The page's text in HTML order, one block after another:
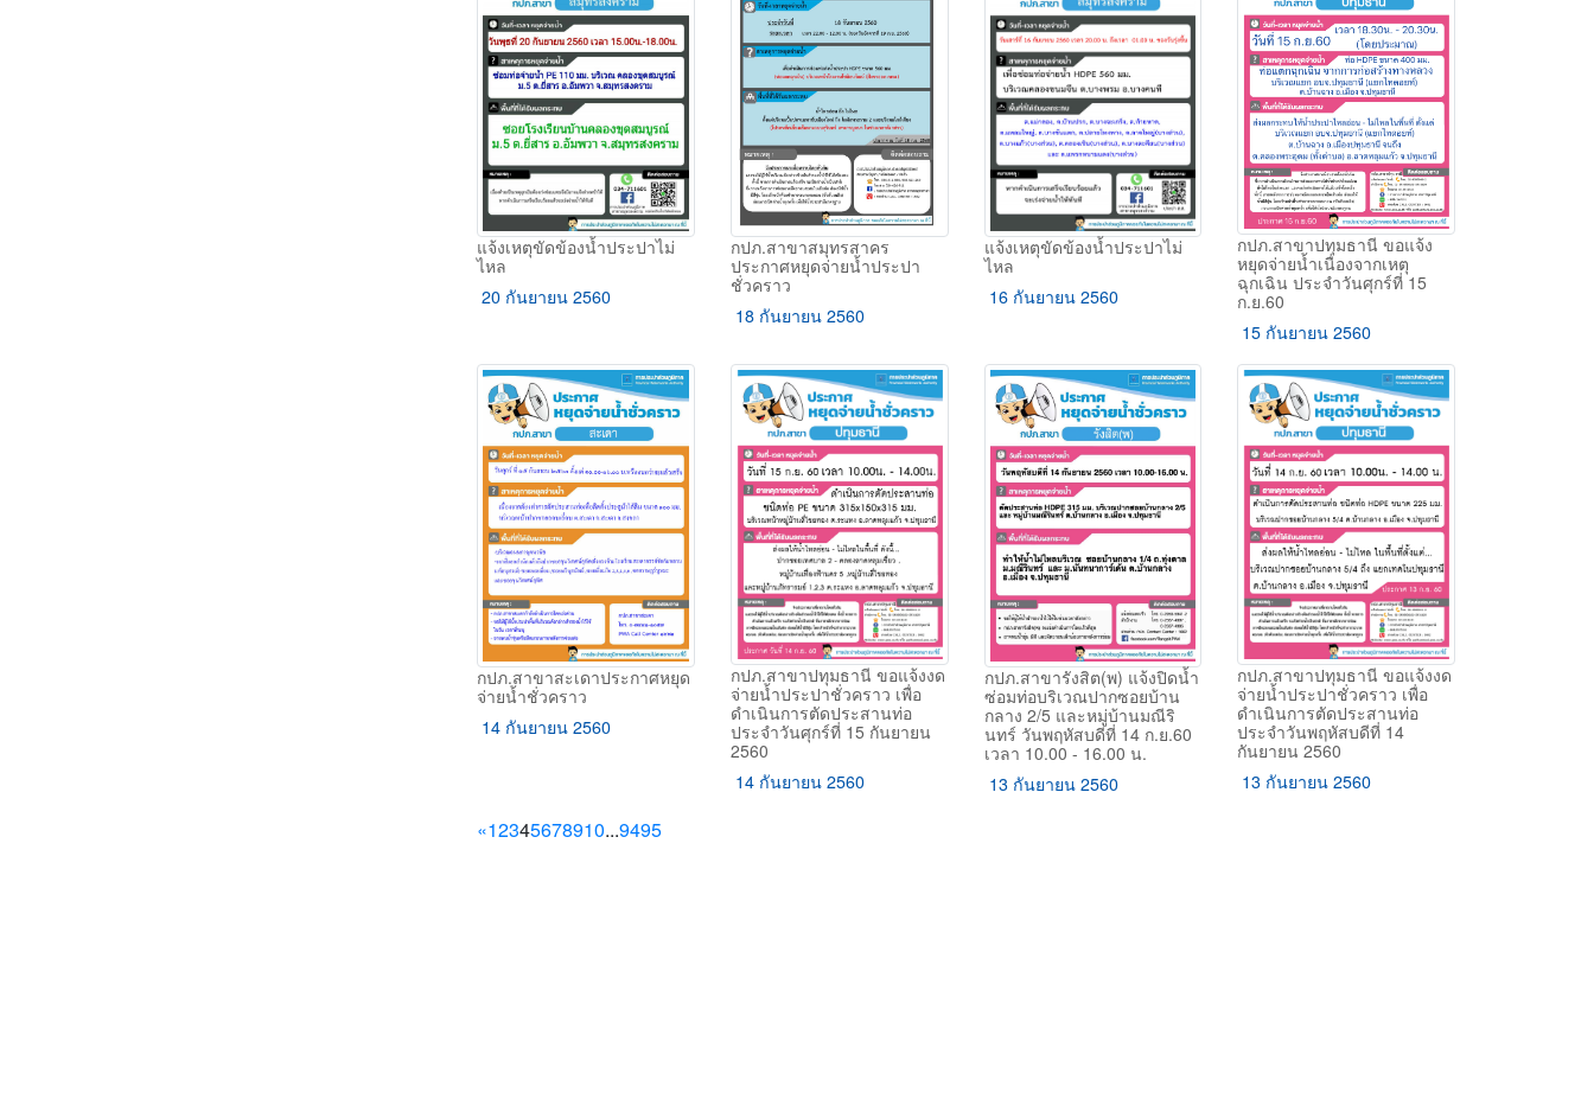
แจ้งเหตุขัดข้องน้ำประปาไม่
ไหล
20 กันยายน 2560
กปภ.สาขาสมุทรสาคร
ประกาศหยุดจ่ายน้ำประปา
ชั่วคราว
18 กันยายน 2560
แจ้งเหตุขัดข้องน้ำประปาไม่
ไหล
16 กันยายน 2560
กปภ.สาขาปทุมธานี ขอแจ้ง
หยุดจ่ายน้ำเนื่องจากเหตุ
ฉุกเฉิน ประจำวันศุกร์ที่ 15
ก.ย.60
15 กันยายน 2560
กปภ.สาขาสะเดาประกาศหยุด
จ่ายน้ำชั่วคราว
14 กันยายน 2560
กปภ.สาขาปทุมธานี ขอแจ้งงด
จ่ายน้ำประปาชั่วคราว เพื่อ
ดำเนินการตัดประสานท่อ
ประจำวันศุกร์ที่ 15 กันยายน
2560
14 กันยายน 2560
กปภ.สาขารังสิต(พ) แจ้งปิดน้ำ
ซ่อมท่อบริเวณปากซอยบ้าน
กลาง 2/5 และหมู่บ้านมณีริ
นทร์ วันพฤหัสบดีที่ 14 ก.ย.60
เวลา 10.00 - 16.00 น.
13 กันยายน 2560
กปภ.สาขาปทุมธานี ขอแจ้งงด
จ่ายน้ำประปาชั่วคราว เพื่อ
ดำเนินการตัดประสานท่อ
ประจำวันพฤหัสบดีที่ 14
กันยายน 2560
13 กันยายน 2560
«Previous
1234(current)
5678910...9495